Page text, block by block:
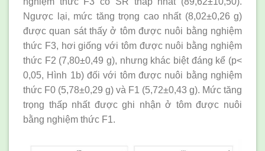
Ngược lại, mức tăng trọng cao nhất (8,02±0,26 g)
được quan sát thấy ở tôm được nuôi bằng nghiệm
thức F3, hơi giống với tôm được nuôi bằng nghiệm
thức F2 (7,80±0,49 g), nhưng khác biệt đáng kể (p<
0,05, Hình 1b) đối với tôm được nuôi bằng nghiệm
thức F0 (5,78±0,29 g) và F1 (5,72±0,43 g). Mức tăng
trọng thấp nhất được ghi nhận ở tôm được nuôi
bằng nghiệm thức F1.